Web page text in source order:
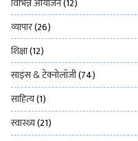
व्यापार(26)
शिक्षा(12)
साइंस & टेक्नोलॉजी(74)
साहित्य(1)
स्वास्थ्य(21)